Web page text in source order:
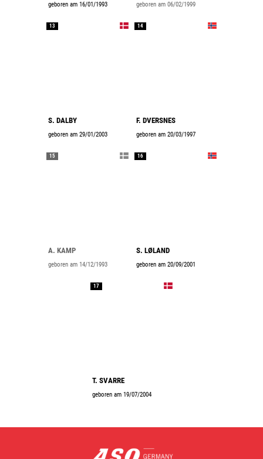
geboren am 16/01/1993 geboren am 06/02/1999
13
S. DALBY
geboren am 29/01/2003
14
F. DVERSNES
geboren am 20/03/1997
15
A. KAMP
geboren am 14/12/1993
16
S. LØLAND
geboren am 20/09/2001
17
T. SVARRE
geboren am 19/07/2004